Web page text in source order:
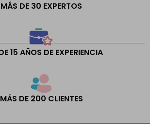
MÁS DE 30 EXPERTOS
15 AÑOS DE EXPERIENCIA
MÁS DE 200 CLIENTES